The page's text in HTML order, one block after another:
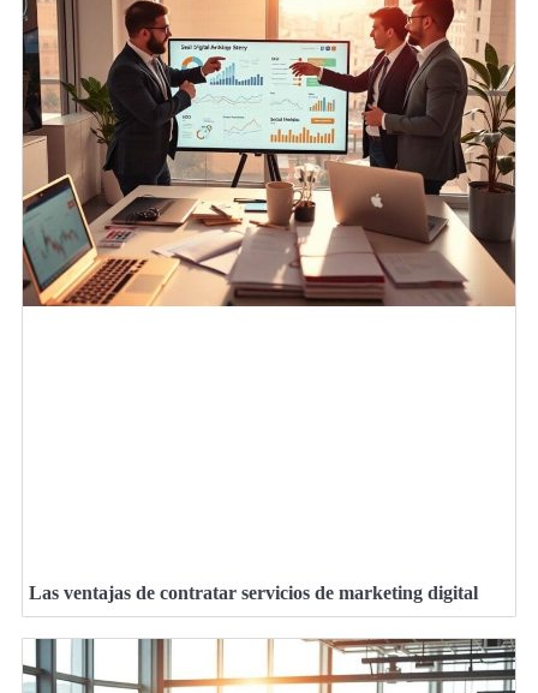
Las ventajas de contratar servicios de marketing digital